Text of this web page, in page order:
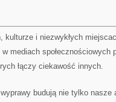
kulturze i niezwykłych
mediach społecznościowych
łączy ciekawość innych.
budują nie tylko nasze